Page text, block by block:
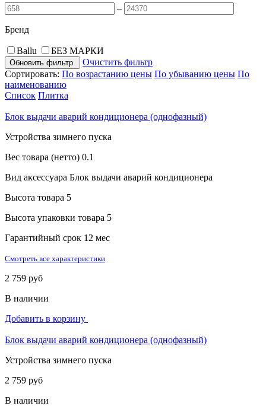
–
Бренд
Ballu БЕЗ МАРКИ
Обновить фильтр
Очистить фильтр
Сортировать: По возрастанию цены По убыванию цены По
наименованию
Список Плитка
Блок выдачи аварий кондиционера (однофазный)
Устройства зимнего пуска
Вес товара (нетто) 0.1
Вид аксессуара Блок выдачи аварий кондиционера
Высота товара 5
Высота упаковки товара 5
Гарантийный срок 12 мес
Смотреть все характеристики
2 759 руб
В наличии
Добавить в корзину
Блок выдачи аварий кондиционера (однофазный)
Устройства зимнего пуска
2 759 руб
В наличии